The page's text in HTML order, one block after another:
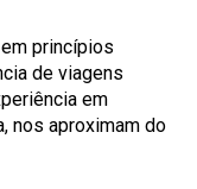
princípios
de viagens
em
nos aproximam do